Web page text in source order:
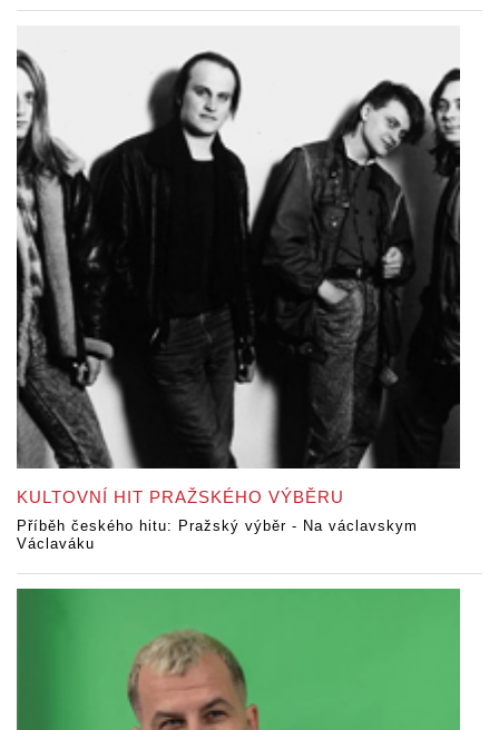
KULTOVNÍ HIT PRAŽSKÉHO VÝBĚRU
Příběh českého hitu: Pražský výběr - Na václavskym
Václaváku